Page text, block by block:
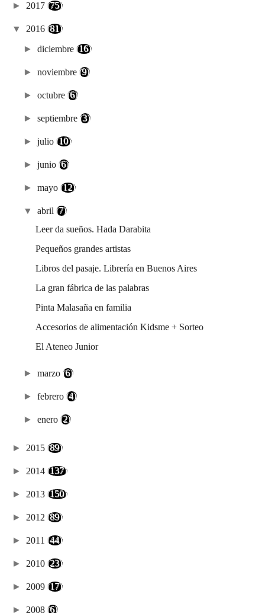
► 2017 (75)
▼ 2016 (81)
►diciembre (16)
►noviembre(9)
►octubre(6)
►septiembre(3)
►julio (10)
►junio(6)
►mayo (12)
▼abril(7)
Leer da sueños. Hada Darabita
Pequeños grandes artistas
Libros del pasaje. Librería en Buenos Aires
La gran fábrica de las palabras
Pinta Malasaña en familia
Accesorios de alimentación Kidsme + Sorteo
El Ateneo Junior
►marzo(6)
►febrero(4)
►enero(2)
► 2015 (89)
► 2014 (137)
► 2013 (150)
► 2012 (89)
► 2011 (44)
► 2010 (23)
► 2009 (17)
► 2008 (6)